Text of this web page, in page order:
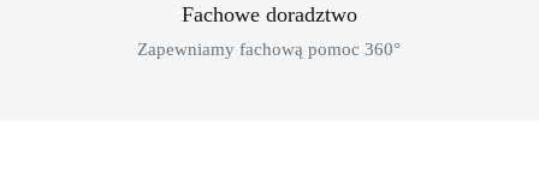
Fachowe doradztwo
Zapewniamy fachową pomoc 360°